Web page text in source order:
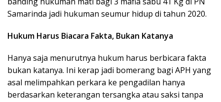
Samarinda jadi hukuman seumur hidup di tahun 2020.
Hukum Harus Biacara Fakta, Bukan Katanya
Hanya saja menurutnya hukum harus berbicara fakta
bukan katanya. Ini kerap jadi bomerang bagi APH yang
asal melimpahkan perkara ke pengadilan hanya
berdasarkan keterangan tersangka atau saksi tanpa